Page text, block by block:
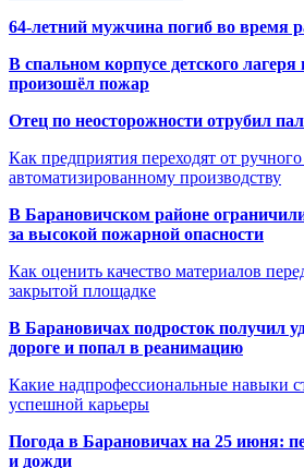
64-летний мужчина погиб во время
В спальном корпусе детского
произошёл пожар
Отец по неосторожности отрубил
Как предприятия переходят от ручного
автоматизированному производству
В Барановичском районе
за высокой пожарной опасности
Как оценить качество материалов
закрытой площадке
В Барановичах подросток получил
дороге и попал в реанимацию
Какие надпрофессиональные навыки
успешной карьеры
Погода в Барановичах на 25 июня:
и дожди